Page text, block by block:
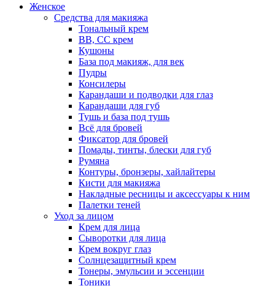
Женское
Средства для макияжа
Тональный крем
BB, CC крем
Кушоны
База под макияж, для век
Пудры
Консилеры
Карандаши и подводки для глаз
Карандаши для губ
Тушь и база под тушь
Всё для бровей
Фиксатор для бровей
Помады, тинты, блески для губ
Румяна
Контуры, бронзеры, хайлайтеры
Кисти для макияжа
Накладные ресницы и аксессуары к ним
Палетки теней
Уход за лицом
Крем для лица
Сыворотки для лица
Крем вокруг глаз
Солнцезащитный крем
Тонеры, эмульсии и эссенции
Тоники